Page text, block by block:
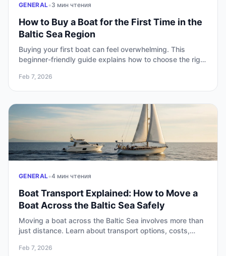
GENERAL•3 мин чтения
How to Buy a Boat for the First Time in the
Baltic Sea Region
Buying your first boat can feel overwhelming. This
beginner-friendly guide explains how to choose the right
process in the Baltic Sea region with confidence.
Feb 7, 2026
GENERAL•4 мин чтения
Boat Transport Explained: How to Move a
Boat Across the Baltic Sea Safely
Moving a boat across the Baltic Sea involves more than
just distance. Learn about transport options, costs,
relocating a boat.
Feb 7, 2026